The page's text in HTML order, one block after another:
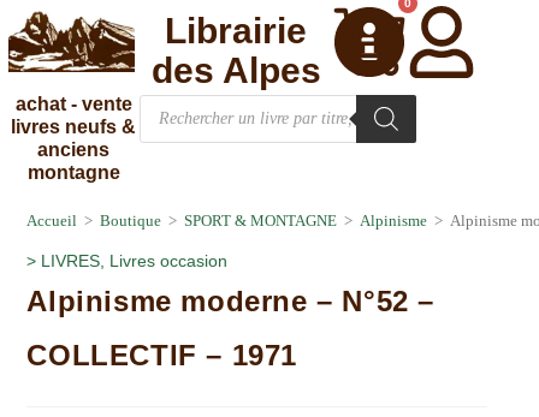
achat - vente
livres neufs &
anciens
montagne
0
Librairie
des Alpes
Accueil > Boutique > SPORT & MONTAGNE > Alpinisme > Alpinisme
> LIVRES, Livres occasion
Alpinisme moderne – N°52 –
COLLECTIF – 1971